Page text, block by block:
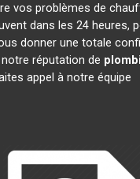
problèmes de
dans les 24 heures,
donner une totale
réputation de
appel à notre équipe